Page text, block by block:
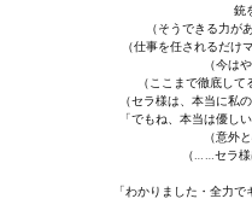
銃
（そうできる力が
（仕事を任されるだけ
（今は
（ここまで徹底して
（セラ様は、本当に私
「でもね、本当は優し
（意外
（……セラ様
「わかりました・全力